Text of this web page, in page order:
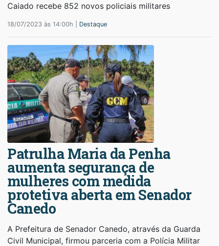
Caiado recebe 852 novos policiais militares
18/07/2023 às 14:00h | Destaque
Patrulha Maria da Penha
aumenta segurança de
mulheres com medida
protetiva aberta em Senador
Canedo
A Prefeitura de Senador Canedo, através da Guarda
Civil Municipal, firmou parceria com a Polícia Militar